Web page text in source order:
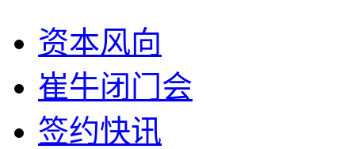
资本风向
崔牛闭门会
签约快讯